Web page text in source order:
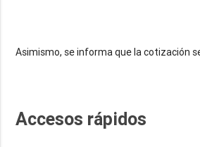
Asimismo, se informa que la cotización
Accesos rápidos